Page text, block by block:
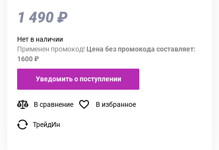
1 490 ₽
Нет в наличии
Применен промокод! Цена без промокода составляет:
1600 ₽
Уведомить о поступлении
В сравнение В избранное
ТрейдИн